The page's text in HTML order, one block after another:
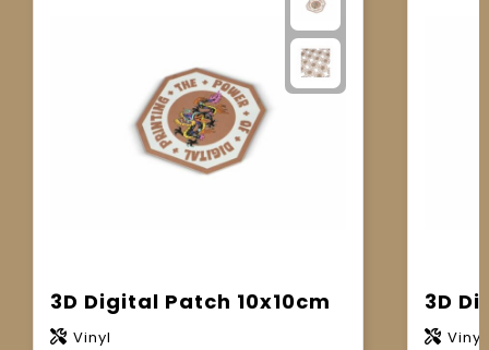
3D Digital Patch 10x10cm
Vinyl
3D
Vinyl